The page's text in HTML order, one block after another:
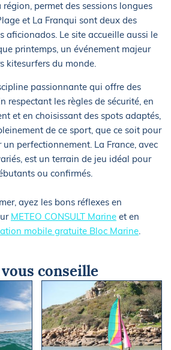
permet des sessions longues
et La Franqui sont deux des
aficionados. Le site accueille aussi le
printemps, un événement majeur
kitesurfers du monde.
passionnante qui offre des
respectant les règles de sécurité, en
et en choisissant des spots adaptés,
de ce sport, que ce soit pour
perfectionnement. La France, avec
est un terrain de jeu idéal pour
ou confirmés.
ayez les bons réflexes en
METEO CONSULT Marine et en
mobile gratuite Bloc Marine
conseille